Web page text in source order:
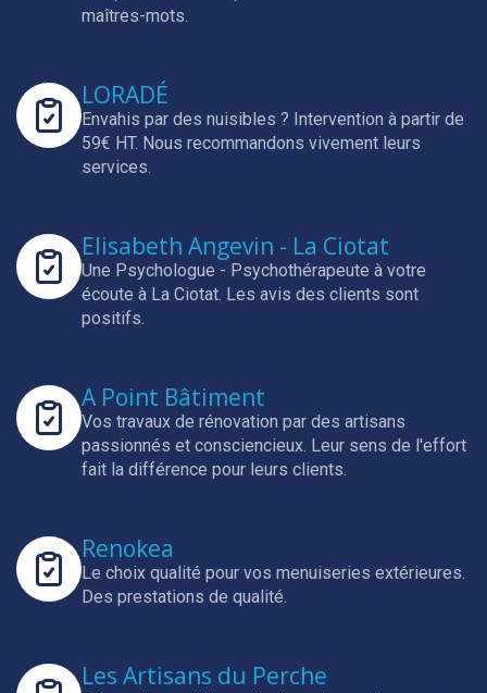
maîtres-mots.
LORADÉ
Envahis par des nuisibles ? Intervention à partir de
59€ HT. Nous recommandons vivement leurs
services.
Elisabeth Angevin - La Ciotat
Une Psychologue - Psychothérapeute à votre
écoute à La Ciotat. Les avis des clients sont
positifs.
A Point Bâtiment
Vos travaux de rénovation par des artisans
passionnés et consciencieux. Leur sens de l'effort
fait la différence pour leurs clients.
Renokea
Le choix qualité pour vos menuiseries extérieures.
Des prestations de qualité.
Les Artisans du Perche